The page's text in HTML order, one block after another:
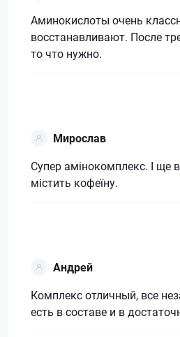
Аминокислоты очень
восстанавливают. После
то что нужно.
Мирослав
Супер амінокомплекс. І ще
містить кофеїну.
Андрей
Комплекс отличный, все
есть в составе и в